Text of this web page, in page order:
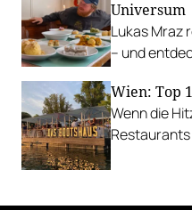
Universum
Lukas Mraz
– und
Wien: Top
Wenn die